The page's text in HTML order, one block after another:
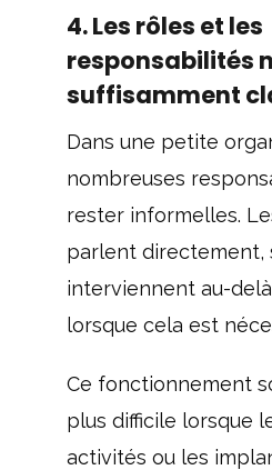
4. Les rôles et les
responsabilités
suffisamment
Dans une petite
nombreuses
rester informelles.
parlent directement,
interviennent au-
lorsque cela est
Ce fonctionnement
plus difficile lorsque
activités ou les